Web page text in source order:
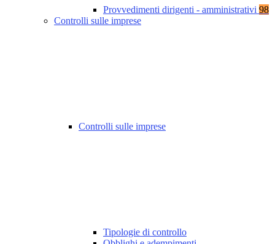
Provvedimenti dirigenti - amministrativi 98
Controlli sulle imprese
Controlli sulle imprese
Tipologie di controllo